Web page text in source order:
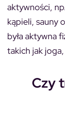
aktywności,
kąpieli, sauny
była aktywna
takich jak
Czy